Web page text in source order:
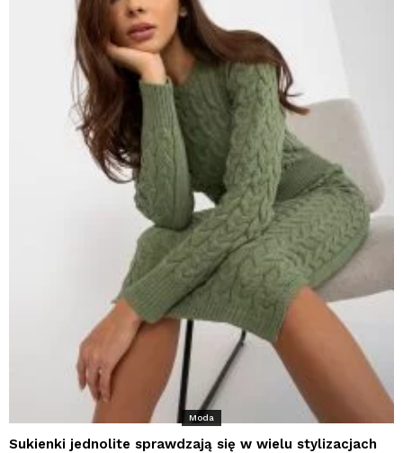
Moda
Sukienki jednolite sprawdzają się w wielu stylizacjach